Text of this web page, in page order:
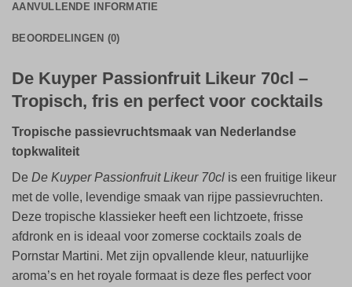
AANVULLENDE INFORMATIE
BEOORDELINGEN (0)
De Kuyper Passionfruit Likeur 70cl –
Tropisch, fris en perfect voor cocktails
Tropische passievruchtsmaak van Nederlandse
topkwaliteit
De De Kuyper Passionfruit Likeur 70cl is een fruitige likeur
met de volle, levendige smaak van rijpe passievruchten.
Deze tropische klassieker heeft een lichtzoete, frisse
afdronk en is ideaal voor zomerse cocktails zoals de
Pornstar Martini. Met zijn opvallende kleur, natuurlijke
aroma’s en het royale formaat is deze fles perfect voor